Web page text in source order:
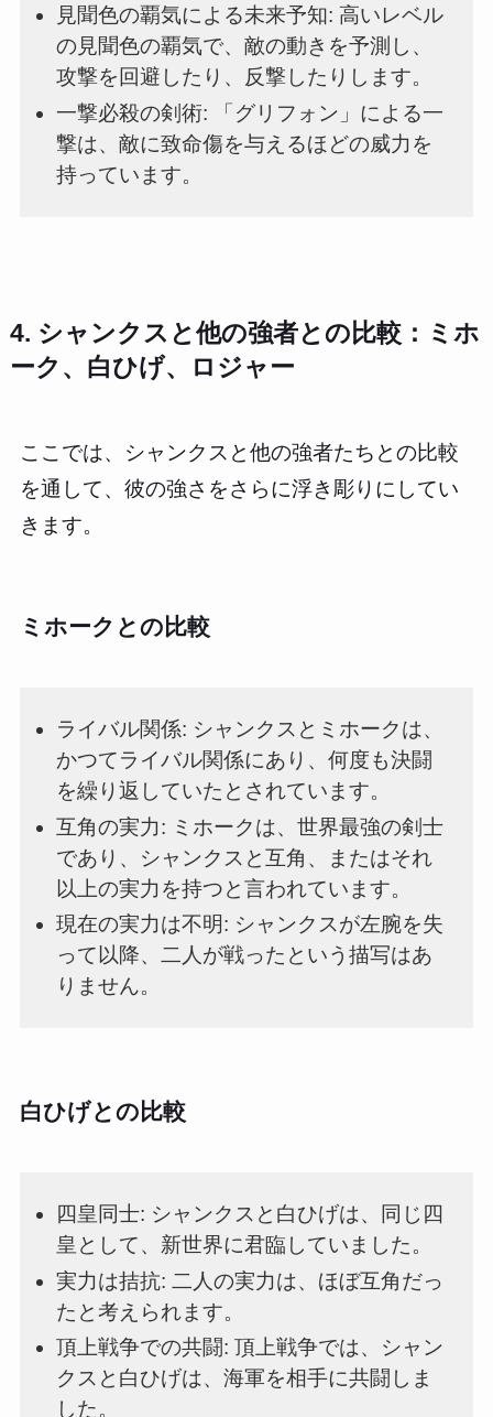
見聞色の覇気による未来予知: 高いレベル
の見聞色の覇気で、敵の動きを予測し、
攻撃を回避したり、反撃したりします。
一撃必殺の剣術: 「グリフォン」による一
撃は、敵に致命傷を与えるほどの威力を
持っています。
4. シャンクスと他の強者との比較：ミホ
ーク、白ひげ、ロジャー
ここでは、シャンクスと他の強者たちとの比較
を通して、彼の強さをさらに浮き彫りにしてい
きます。
ミホークとの比較
ライバル関係: シャンクスとミホークは、
かつてライバル関係にあり、何度も決闘
を繰り返していたとされています。
互角の実力: ミホークは、世界最強の剣士
であり、シャンクスと互角、またはそれ
以上の実力を持つと言われています。
現在の実力は不明: シャンクスが左腕を失
って以降、二人が戦ったという描写はあ
りません。
白ひげとの比較
四皇同士: シャンクスと白ひげは、同じ四
皇として、新世界に君臨していました。
実力は拮抗: 二人の実力は、ほぼ互角だっ
たと考えられます。
頂上戦争での共闘: 頂上戦争では、シャン
クスと白ひげは、海軍を相手に共闘しま
した。